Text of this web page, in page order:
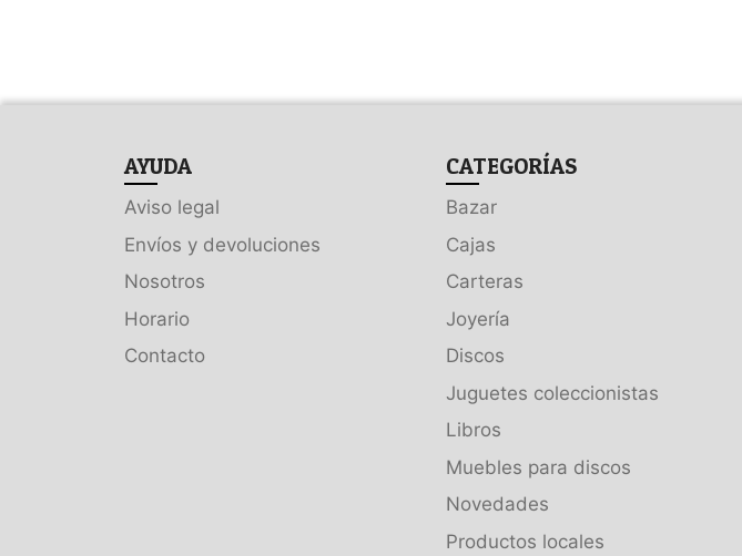
AYUDA
Aviso legal
Envíos y devoluciones
Nosotros
Horario
Contacto
CATEGORÍAS
Bazar
Cajas
Carteras
Joyería
Discos
Juguetes coleccionistas
Libros
Muebles para discos
Novedades
Productos locales